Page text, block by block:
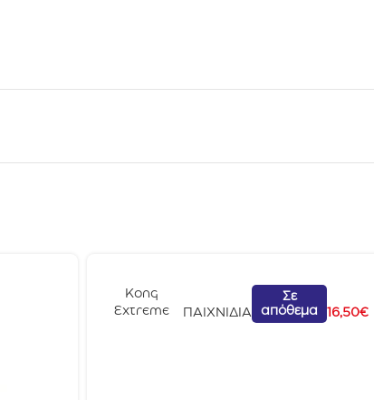
Kong
Extreme
ΠΑΙΧΝΙΔΙΑ
Σε
απόθεμα
16,50€